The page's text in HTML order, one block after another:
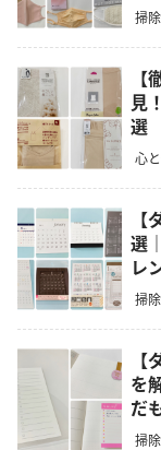
掃
見
選
心
選
レ
掃
を
だ
掃